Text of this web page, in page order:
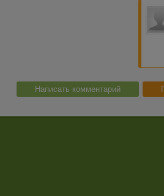
Написать комментарий